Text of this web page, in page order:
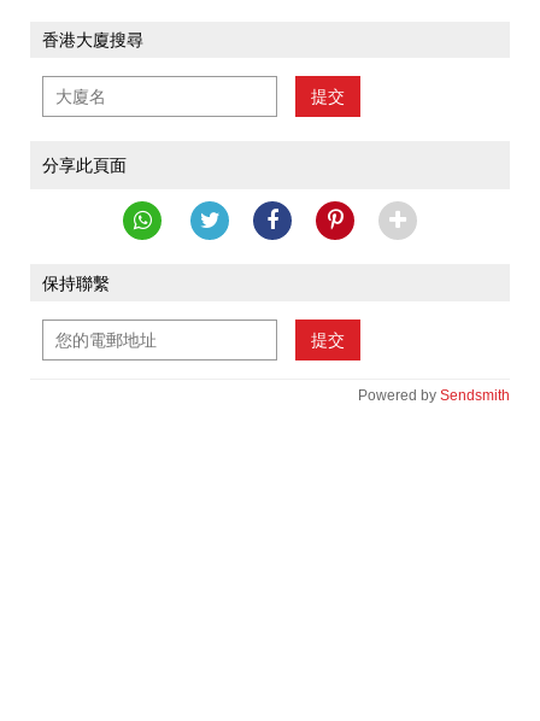
香港大廈搜尋
提交
分享此頁面
保持聯繫
提交
Powered by Sendsmith